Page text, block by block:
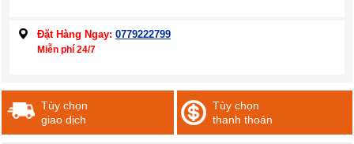
Đặt Hàng Ngay: 0779222799
Miễn phí 24/7
Tùy chọn
giao dịch
Tùy chọn
thanh thoán